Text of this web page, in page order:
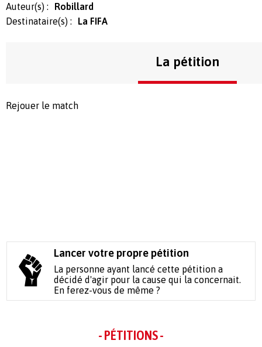
Auteur(s) :
Robillard
Destinataire(s) :
La FIFA
La pétition
Rejouer le match
Lancer votre propre pétition
La personne ayant lancé cette pétition a
décidé d'agir pour la cause qui la concernait.
En ferez-vous de même ?
- PÉTITIONS -